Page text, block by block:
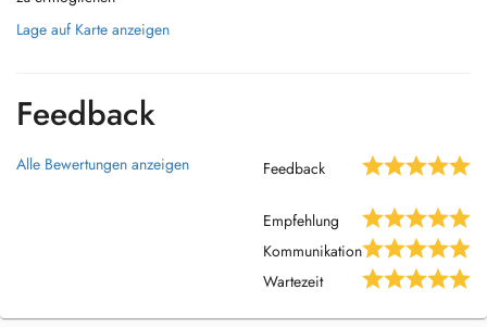
Lage auf Karte anzeigen
Feedback
Alle Bewertungen anzeigen Feedback
Empfehlung
Kommunikation
Wartezeit